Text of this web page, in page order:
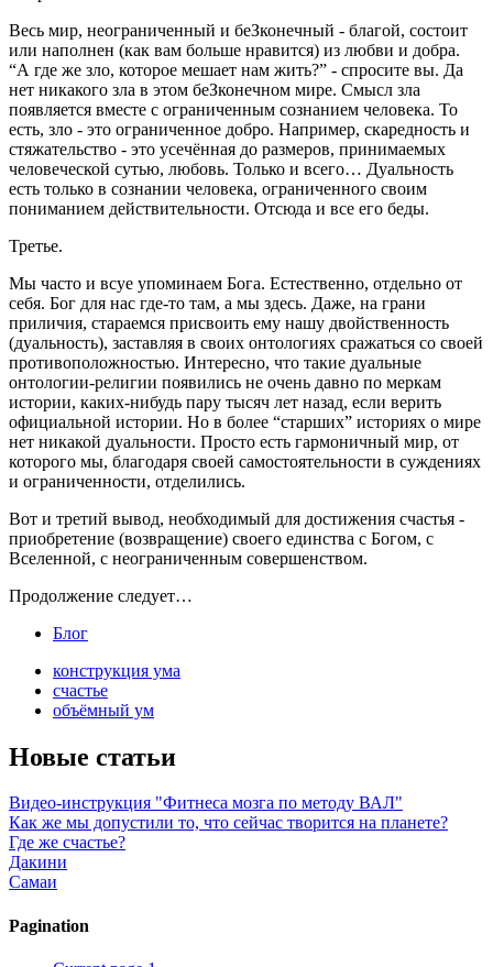
Весь мир, неограниченный и беЗконечный - благой, состоит
или наполнен (как вам больше нравится) из любви и добра.
“А где же зло, которое мешает нам жить?” - спросите вы. Да
нет никакого зла в этом беЗконечном мире. Смысл зла
появляется вместе с ограниченным сознанием человека. То
есть, зло - это ограниченное добро. Например, скаредность и
стяжательство - это усечённая до размеров, принимаемых
человеческой сутью, любовь. Только и всего… Дуальность
есть только в сознании человека, ограниченного своим
пониманием действительности. Отсюда и все его беды.
Третье.
Мы часто и всуе упоминаем Бога. Естественно, отдельно от
себя. Бог для нас где-то там, а мы здесь. Даже, на грани
приличия, стараемся присвоить ему нашу двойственность
(дуальность), заставляя в своих онтологиях сражаться со своей
противоположностью. Интересно, что такие дуальные
онтологии-религии появились не очень давно по меркам
истории, каких-нибудь пару тысяч лет назад, если верить
официальной истории. Но в более “старших” историях о мире
нет никакой дуальности. Просто есть гармоничный мир, от
которого мы, благодаря своей самостоятельности в суждениях
и ограниченности, отделились.
Вот и третий вывод, необходимый для достижения счастья -
приобретение (возвращение) своего единства с Богом, с
Вселенной, с неограниченным совершенством.
Продолжение следует…
Блог
конструкция ума
счастье
объёмный ум
Новые статьи
Видео-инструкция "Фитнеса мозга по методу ВАЛ"
Как же мы допустили то, что сейчас творится на планете?
Где же счастье?
Дакини
Самаи
Pagination